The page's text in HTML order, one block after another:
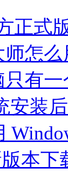
正式
怎
有
安装
本下